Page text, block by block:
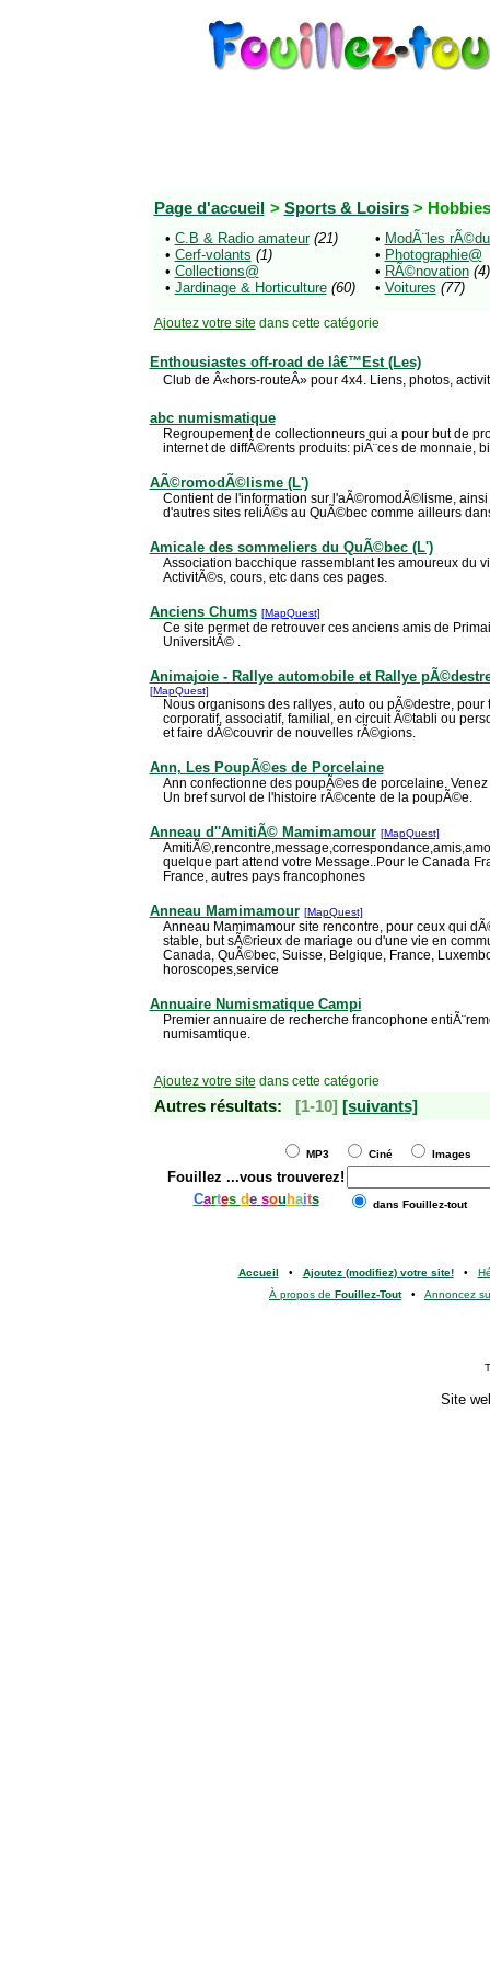
Page d'accueil > Sports & Loisirs>
• C.B & Radio amateur (21)
• Cerf-volants (1)
• Collections@
• Jardinage & Horticulture (60)
• ModÃ¨les
• Photographie@
• RÃ©novation (4)
• Voitures (77)
Ajoutez votre site dans cette catégorie
Enthousiastes off-road de lâ€™Est (Les)
Club de Â«hors-routeÂ» pour 4x4. Liens, photos,
abc numismatique
Regroupement de collectionneurs qui a pour but de
internet de diffÃ©rents produits: piÃ¨ces de monnaie,
AÃ©romodÃ©lisme (L')
Contient de l'information sur l'aÃ©romodÃ©lisme,
d'autres sites reliÃ©s au QuÃ©bec comme ailleurs
Amicale des sommeliers du QuÃ©bec (L')
Association bacchique rassemblant les amoureux du
ActivitÃ©s, cours, etc dans ces pages.
Anciens Chums [MapQuest]
Ce site permet de retrouver ces anciens amis de
UniversitÃ© .
Animajoie - Rallye automobile et Rallye
[MapQuest]
Nous organisons des rallyes, auto ou pÃ©destre,
corporatif, associatif, familial, en circuit Ã©tabli ou
et faire dÃ©couvrir de nouvelles rÃ©gions.
Ann, Les PoupÃ©es de Porcelaine
Ann confectionne des poupÃ©es de porcelaine.
Un bref survol de l'histoire rÃ©cente de la poupÃ©e.
Anneau d''AmitiÃ© Mamimamour [MapQuest]
quelque part attend votre Message..Pour le Canada
France, autres pays francophones
Anneau Mamimamour [MapQuest]
Anneau Mamimamour site rencontre, pour ceux qui
stable, but sÃ©rieux de mariage ou d'une vie en
Canada, QuÃ©bec, Suisse, Belgique, France,
horoscopes,service
Annuaire Numismatique Campi
Premier annuaire de recherche francophone
numisamtique.
Ajoutez votre site dans cette catégorie
Autres résultats: [1-10] [suivants]
MP3 Ciné Images
Fouillez ...vous trouverez!
Cartes de sou haits dans Fouillez-tout
Accueil • Ajoutez (modifiez) votre site!•
À propos de Fouillez-Tout• Annoncez
Site